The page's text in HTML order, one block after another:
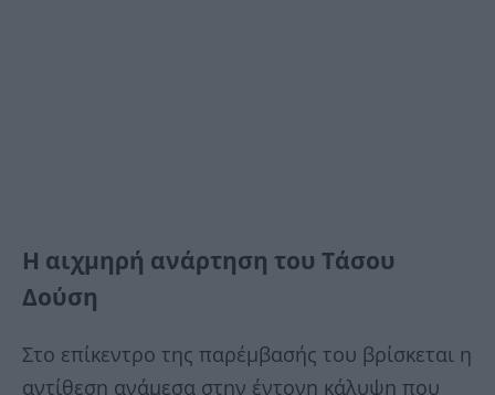
Η αιχμηρή ανάρτηση του Τάσου
Δούση
Στο επίκεντρο της παρέμβασής του βρίσκεται η
αντίθεση ανάμεσα στην έντονη κάλυψη που